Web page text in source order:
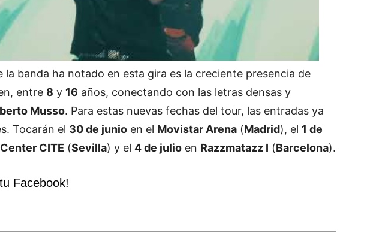
la banda ha notado en esta gira es la creciente presencia de
entre 8 y 16 años, conectando con las letras densas y
Musso. Para estas nuevas fechas del tour, las entradas ya
Tocarán el 30 de junio en el Movistar Arena (Madrid), el 1 de
CITE (Sevilla) y el 4 de julio en Razzmatazz I (Barcelona).
Facebook!